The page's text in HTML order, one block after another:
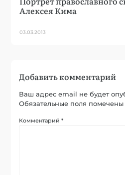
Алексея Кима
03.03.2013
Добавить комментарий
Ваш адрес email не будет
Обязательные поля
Комментарий*